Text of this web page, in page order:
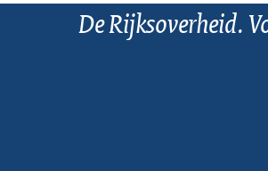
De Rijksoverheid.